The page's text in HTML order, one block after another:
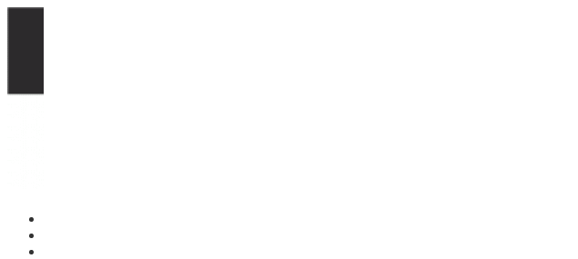
Перейти
содержимому